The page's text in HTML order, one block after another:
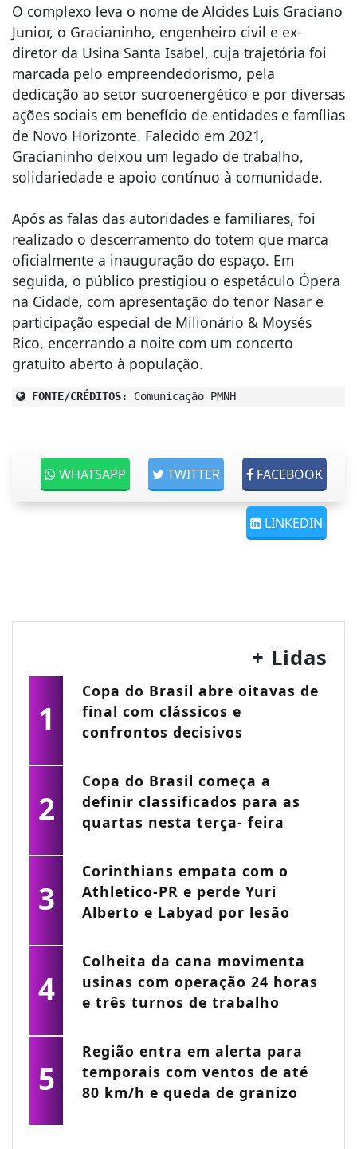
O complexo leva o nome de Alcides Luis Graciano
Junior, o Gracianinho, engenheiro civil e ex-
diretor da Usina Santa Isabel, cuja trajetória foi
marcada pelo empreendedorismo, pela
dedicação ao setor sucroenergético e por diversas
ações sociais em benefício de entidades e famílias
de Novo Horizonte. Falecido em 2021,
Gracianinho deixou um legado de trabalho,
solidariedade e apoio contínuo à comunidade.
Após as falas das autoridades e familiares, foi
realizado o descerramento do totem que marca
oficialmente a inauguração do espaço. Em
seguida, o público prestigiou o espetáculo Ópera
na Cidade, com apresentação do tenor Nasar e
participação especial de Milionário & Moysés
Rico, encerrando a noite com um concerto
gratuito aberto à população.
FONTE/CRÉDITOS: Comunicação PMNH
FACEBOOK
TWITTER
WHATSAPP
LINKEDIN
+ Lidas
1
Copa do Brasil abre oitavas de
final com clássicos e
confrontos decisivos
2
Copa do Brasil começa a
definir classificados para as
quartas nesta terça- feira
3
Corinthians empata com o
Athletico-PR e perde Yuri
Alberto e Labyad por lesão
4
Colheita da cana movimenta
usinas com operação 24 horas
e três turnos de trabalho
5
Região entra em alerta para
temporais com ventos de até
80 km/h e queda de granizo